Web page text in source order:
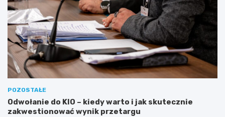
POZOSTAŁE
Odwołanie do KIO – kiedy warto i jak skutecznie
zakwestionować wynik przetargu